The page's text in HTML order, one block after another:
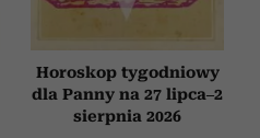
Horoskop tygodniowy
dla Panny na 27 lipca–2
sierpnia 2026